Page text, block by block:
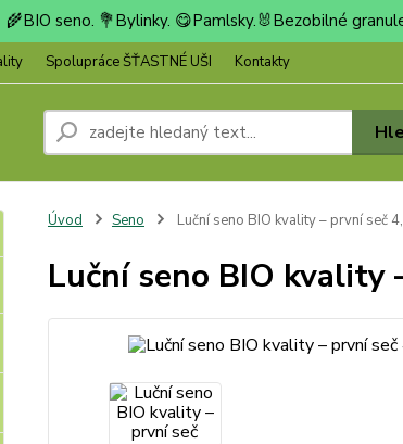
🌾BIO seno. 💐Bylinky. 😋Pamlsky.🐰Bezobilné
Spolupráce ŠŤASTNÉ UŠI Kontakty
Úvod Seno Luční seno BIO kvality – první seč
Luční seno BIO kvality